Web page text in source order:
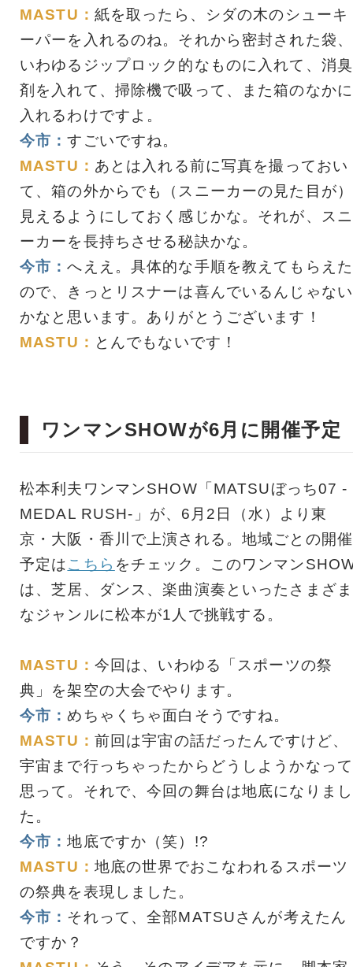
MASTU： 紙を取ったら、シダの木のシューキ
ーパーを入れるのね。それから密封された袋、
いわゆるジップロック的なものに入れて、消臭
剤を入れて、掃除機で吸って、また箱のなかに
入れるわけですよ。
今市：すごいですね。
MASTU： あとは入れる前に写真を撮っておい
て、箱の外からでも（スニーカーの見た目が）
見えるようにしておく感じかな。それが、スニ
ーカーを長持ちさせる秘訣かな。
今市：へええ。具体的な手順を教えてもらえた
ので、きっとリスナーは喜んでいるんじゃない
かなと思います。ありがとうございます！
MASTU： とんでもないです！
ワンマンSHOWが6月に開催予定
松本利夫ワンマンSHOW「MATSUぼっち07 -
MEDAL RUSH-」が、6月2日（水）より東
京・大阪・香川で上演される。地域ごとの開催
予定はこちら をチェック。このワンマン
は、芝居、ダンス、楽曲演奏といったさまざま
なジャンルに松本が1人で挑戦する。
MASTU： 今回は、いわゆる「スポーツの祭
典」を架空の大会でやります。
今市：めちゃくちゃ面白そうですね。
MASTU： 前回は宇宙の話だったんですけど、
宇宙まで行っちゃったからどうしようかなって
思って。それで、今回の舞台は地底になりまし
た。
今市：地底ですか（笑）!?
MASTU： 地底の世界でおこなわれるスポーツ
の祭典を表現しました。
今市： それって、全部MATSUさんが考えたん
ですか？